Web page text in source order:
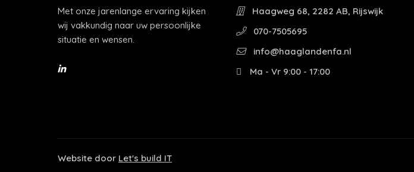
Met onze jarenlange ervaring kijken
wij vakkundig naar uw persoonlijke
situatie en wensen.
Haagweg 68, 2282 AB, Rijswijk
070-7505695
info@haaglandenfa.nl
Ma - Vr 9:00 - 17:00
Website door Let's build IT